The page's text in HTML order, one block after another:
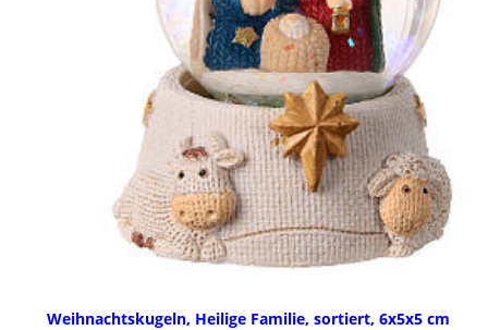
Weihnachtskugeln, Heilige Familie, sortiert, 6x5x5 cm